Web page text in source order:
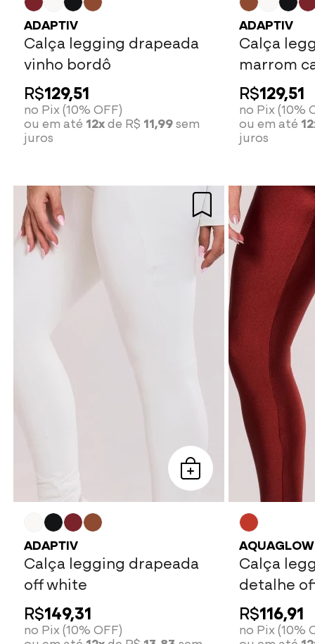
ADAPTIV
Calça legging drapeada
vinho bordô
R$129,51
no Pix (10% OFF)
ou em até 12xde R$ 11,99sem
juros
ADAPTIV
Calça
marrom
R$129,51
no Pix (10%
ou em até
juros
ADAPTIV
Calça legging drapeada
off white
R$149,31
no Pix (10% OFF)
AQUAGLOW
Calça
detalhe
R$116,91
no Pix (10%